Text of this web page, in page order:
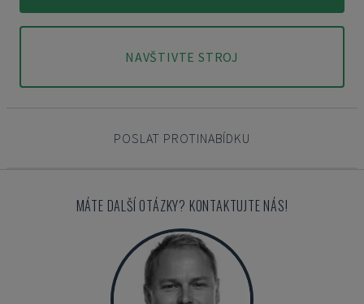
NAVŠTIVTE STROJ
POSLAT PROTINABÍDKU
MÁTE DALŠÍ OTÁZKY? KONTAKTUJTE NÁS!